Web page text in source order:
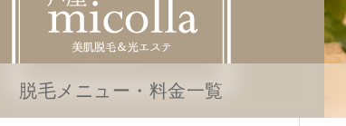
脱毛メニュー・料金一覧